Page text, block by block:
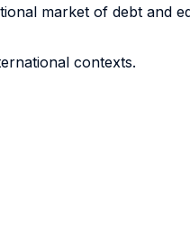
market of debt and
contexts.